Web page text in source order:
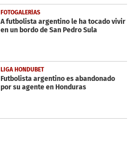
FOTOGALERÍAS
A futbolista argentino le ha tocado vivir
en un bordo de San Pedro Sula
LIGA HONDUBET
Futbolista argentino es abandonado
por su agente en Honduras